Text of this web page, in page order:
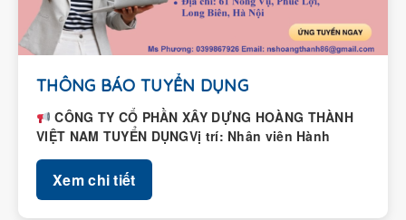
THÔNG BÁO TUYỂN DỤNG
CÔNG TY CỔ PHẦN XÂY DỰNG HOÀNG THÀNH
VIỆT NAM TUYỂN DỤNGVị trí: Nhân viên Hành
chính – Nhân...
Xem chi tiết